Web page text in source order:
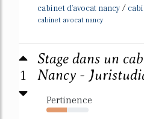
cabinet d'avocat nancy /
cabinet avocat nancy
1
Stage dans un
Nancy -
Pertinence
49%